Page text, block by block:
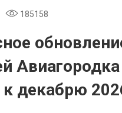
185158
Авиагородка
декабрю